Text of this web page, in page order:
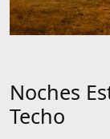
Noches
Techo